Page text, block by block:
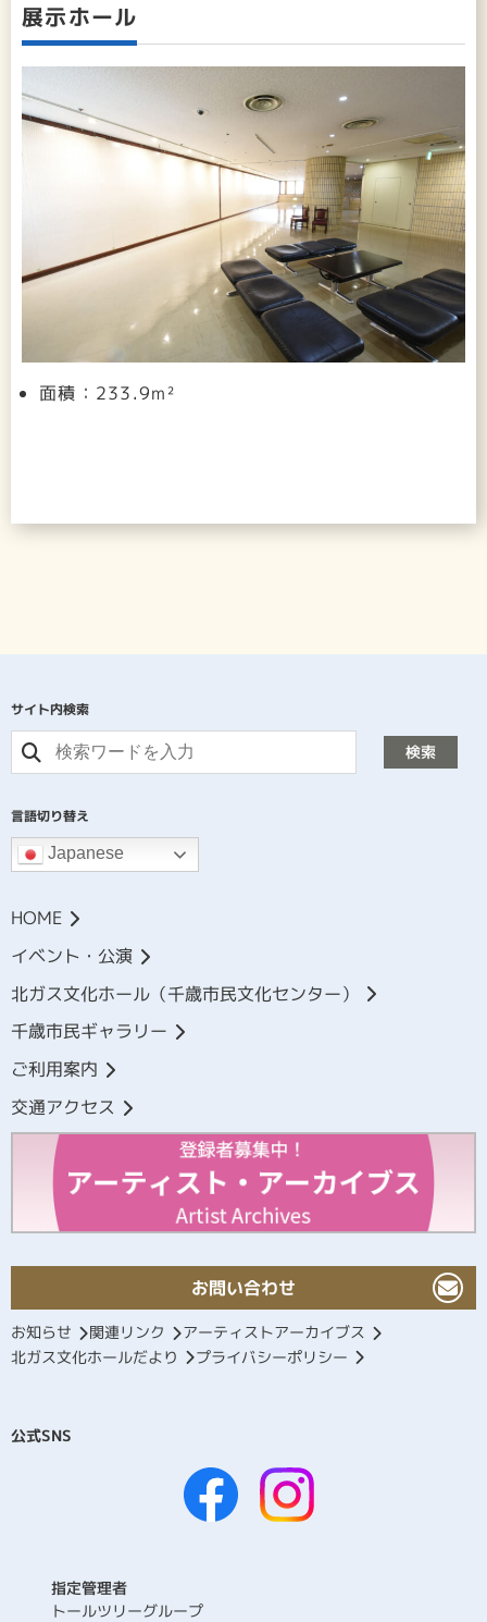
展示ホール
面積：233.9m²
サイト内検索
検索
言語切り替え
Japanese
HOME
イベント・公演
北ガス文化ホール（千歳市民文化センター）
千歳市民ギャラリー
ご利用案内
交通アクセス
お問い合わせ
お知らせ 関連リンク
アーティストアーカイブス
北ガス文化ホールだより
プライバシーポリシー
公式SNS
指定管理者
トールツリーグループ